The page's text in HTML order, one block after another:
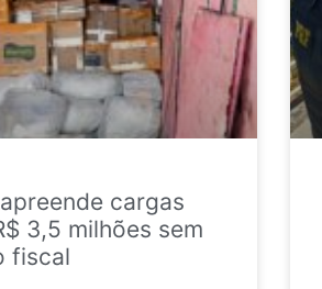
cargas
3,5 milhões sem
fiscal